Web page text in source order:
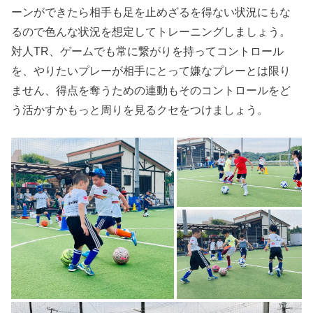
ーンができたら相手も足を止めざるを得ない状況にもな
るので色んな状況を想定してトレーニングしましょう。
対人TR、ゲームでも常に繋がりを持ってコントロール
を、やりたいプレーが相手にとって嫌なプレーとは限り
ません、得点を奪うための連動もそのコントロールをど
う活かすかもっと周りを見るクセをつけましょう。